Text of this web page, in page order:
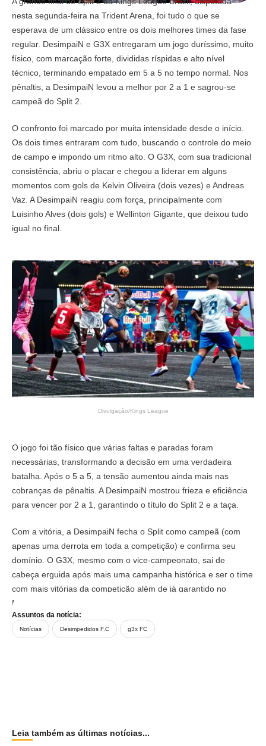
nesta segunda-feira na Trident Arena, foi tudo o que se
esperava de um clássico entre os dois melhores times da fase
regular. DesimpaiN e G3X entregaram um jogo duríssimo, muito
físico, com marcação forte, divididas ríspidas e alto nível
técnico, terminando empatado em 5 a 5 no tempo normal. Nos
pênaltis, a DesimpaiN levou a melhor por 2 a 1 e sagrou-se
campeã do Split 2.
O confronto foi marcado por muita intensidade desde o início.
Os dois times entraram com tudo, buscando o controle do meio
de campo e impondo um ritmo alto. O G3X, com sua tradicional
consistência, abriu o placar e chegou a liderar em alguns
momentos com gols de Kelvin Oliveira (dois vezes) e Andreas
Vaz. A DesimpaiN reagiu com força, principalmente com
Luisinho Alves (dois gols) e Wellinton Gigante, que deixou tudo
igual no final.
Divulgação/Kings League
O jogo foi tão físico que várias faltas e paradas foram
necessárias, transformando a decisão em uma verdadeira
batalha. Após o 5 a 5, a tensão aumentou ainda mais nas
cobranças de pênaltis. A DesimpaiN mostrou frieza e eficiência
para vencer por 2 a 1, garantindo o título do Split 2 e a taça.
Com a vitória, a DesimpaiN fecha o Split como campeã (com
apenas uma derrota em toda a competição) e confirma seu
domínio. O G3X, mesmo com o vice-campeonato, sai de
cabeça erguida após mais uma campanha histórica e ser o time
com mais vitórias da competição além de já garantido no
Mundial de Clubes.
Assuntos da notícia:
Notícias Desimpedidos F.C g3x FC
Leia também as últimas notícias...